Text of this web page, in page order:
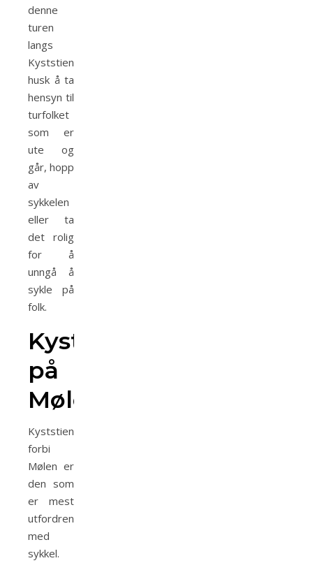
denne
turen
langs
Kyststien,
husk å ta
hensyn til
turfolket
som er
ute og
går, hopp
av
sykkelen
eller ta
det rolig
for å
unngå å
sykle på
folk.
Kyststien
på
Mølen
Kyststien
forbi
Mølen er
den som
er mest
utfordrende
med
sykkel.